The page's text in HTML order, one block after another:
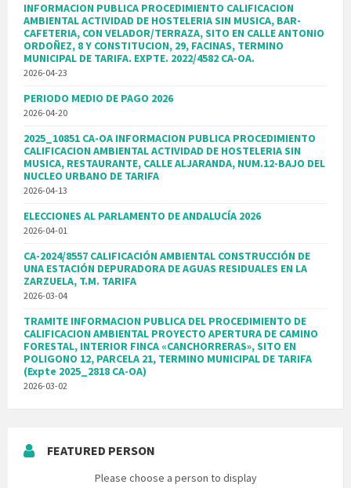
INFORMACION PUBLICA PROCEDIMIENTO CALIFICACION
AMBIENTAL ACTIVIDAD DE HOSTELERIA SIN MUSICA, BAR-
CAFETERIA, CON VELADOR/TERRAZA, SITO EN CALLE ANTONIO
ORDOÑEZ, 8 Y CONSTITUCION, 29, FACINAS, TERMINO
MUNICIPAL DE TARIFA. EXPTE. 2022/4582 CA-OA.
2026-04-23
PERIODO MEDIO DE PAGO 2026
2026-04-20
2025_10851 CA-OA INFORMACION PUBLICA PROCEDIMIENTO
CALIFICACION AMBIENTAL ACTIVIDAD DE HOSTELERIA SIN
MUSICA, RESTAURANTE, CALLE ALJARANDA, NUM.12-BAJO DEL
NUCLEO URBANO DE TARIFA
2026-04-13
ELECCIONES AL PARLAMENTO DE ANDALUCÍA 2026
2026-04-01
CA-2024/8557 CALIFICACIÓN AMBIENTAL CONSTRUCCIÓN DE
UNA ESTACIÓN DEPURADORA DE AGUAS RESIDUALES EN LA
ZARZUELA, T.M. TARIFA
2026-03-04
TRAMITE INFORMACION PUBLICA DEL PROCEDIMIENTO DE
CALIFICACION AMBIENTAL PROYECTO APERTURA DE CAMINO
FORESTAL, INTERIOR FINCA «CANCHORRERAS», SITO EN
POLIGONO 12, PARCELA 21, TERMINO MUNICIPAL DE TARIFA
(Expte 2025_2818 CA-OA)
2026-03-02
FEATURED PERSON
Please choose a person to display